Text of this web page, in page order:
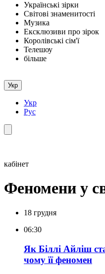
Українські зірки
Світові знаменитості
Музика
Ексклюзиви про зірок
Королівські сім'ї
Телешоу
більше
Укр
Укр
Рус
кабінет
Феномени у
18 грудня
06:30
Як Біллі Айліш
чому її феномен